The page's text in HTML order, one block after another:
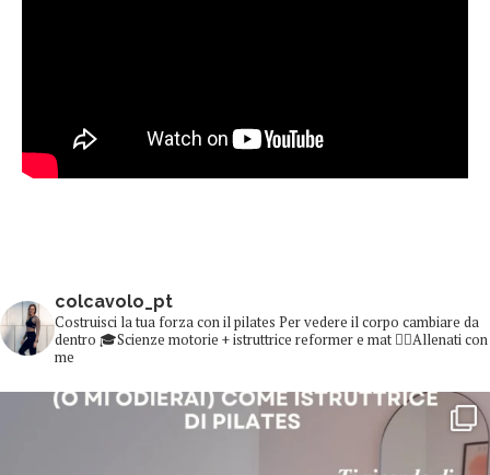
colcavolo_pt
Costruisci la tua forza con il pilates Per vedere il corpo cambiare da
dentro 🎓Scienze motorie + istruttrice reformer e mat 👇🏻Allenati con
me